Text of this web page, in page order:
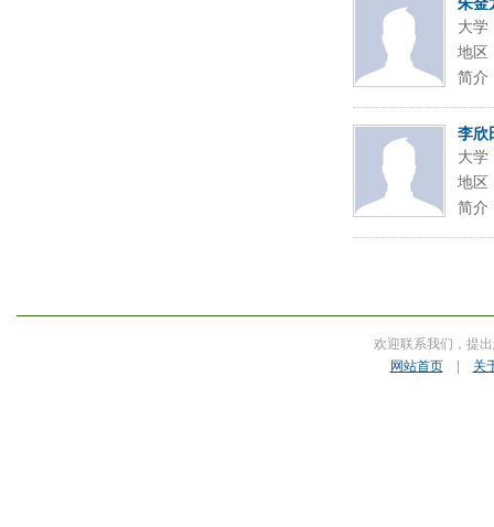
大学
地区
简介
李欣
大学
地区
简介
欢迎联系我们，提
网站首页| 关